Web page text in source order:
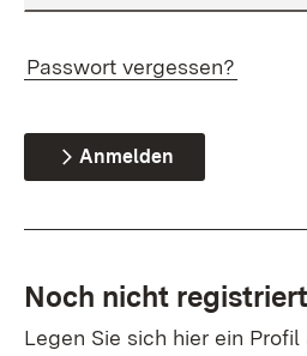
Passwort vergessen?
Anmelden
Noch nicht
Legen Sie sich hier ein Profil